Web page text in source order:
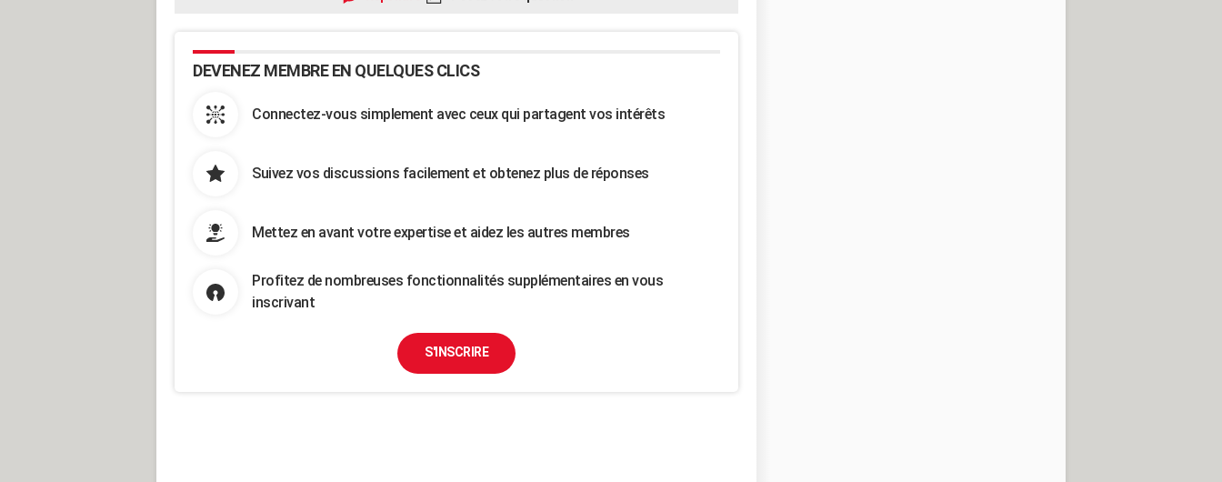
DEVENEZ MEMBRE EN QUELQUES CLICS
Connectez-vous simplement avec ceux qui partagent vos intérêts
Suivez vos discussions facilement et obtenez plus de réponses
Mettez en avant votre expertise et aidez les autres membres
Profitez de nombreuses fonctionnalités supplémentaires en vous
inscrivant
S'INSCRIRE